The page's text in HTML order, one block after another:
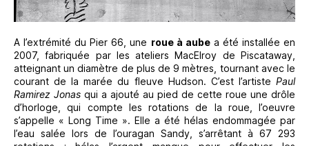
A l’extrémité du Pier 66, une roue à aubea été installée en
2007, fabriquée par les ateliers MacElroy de Piscataway,
atteignant un diamètre de plus de 9 mètres, tournant avec le
courant de la marée du fleuve Hudson. C’est l’artiste Paul
Ramirez Jonas qui a ajouté au pied de cette roue une drôle
d’horloge, qui compte les rotations de la roue, l’oeuvre
s’appelle « Long Time ». Elle a été hélas endommagée par
l’eau salée lors de l’ouragan Sandy, s’arrêtant à 67 293